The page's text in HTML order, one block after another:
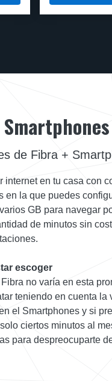
de Fibra +
internet en tu casa con
en la que puedes
GB para navegar
de minutos sin
escoger
no varía en esta
teniendo en cuenta la
el Smartphones y si
ciertos minutos al
para despreocuparte